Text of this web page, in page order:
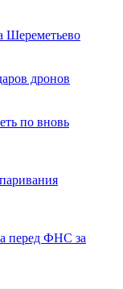
Шереметьево
дронов
по вновь
перед ФНС за